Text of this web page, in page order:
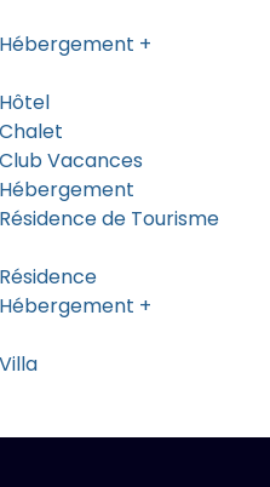
+
Vacances
de Tourisme
+